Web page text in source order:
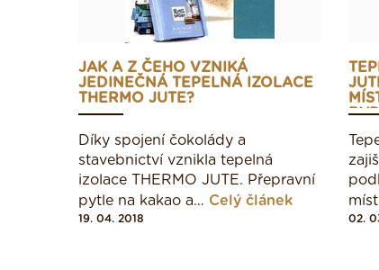
JAK A Z ČEHO VZNIKÁ
JEDINEČNÁ TEPELNÁ IZOLACE
THERMO JUTE?
Díky spojení čokolády a
stavebnictví vznikla tepelná
izolace THERMO JUTE. Přepravní
pytle na kakao a… Celý článek
19. 04. 2018 02.